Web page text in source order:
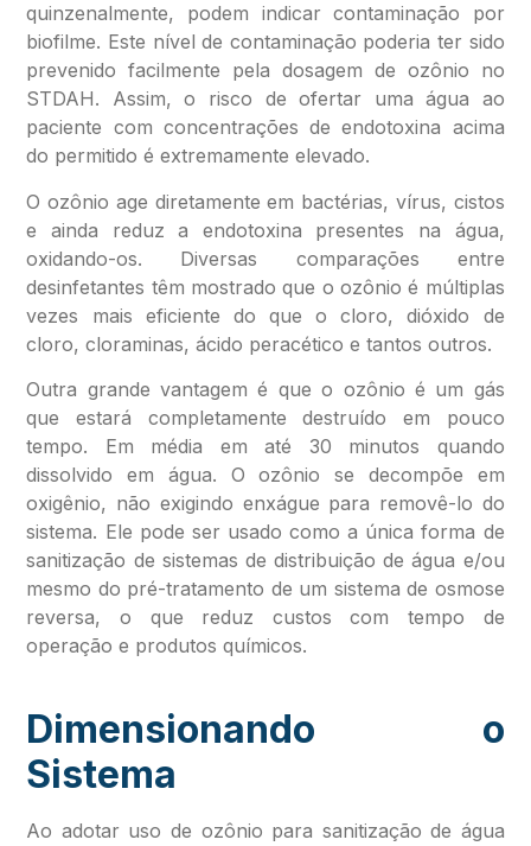
quinzenalmente, podem indicar contaminação por
biofilme. Este nível de contaminação poderia ter sido
prevenido facilmente pela dosagem de ozônio no
STDAH. Assim, o risco de ofertar uma água ao
paciente com concentrações de endotoxina acima
do permitido é extremamente elevado.
O ozônio age diretamente em bactérias, vírus, cistos
e ainda reduz a endotoxina presentes na água,
oxidando-os. Diversas comparações entre
desinfetantes têm mostrado que o ozônio é múltiplas
vezes mais eficiente do que o cloro, dióxido de
cloro, cloraminas, ácido peracético e tantos outros.
Outra grande vantagem é que o ozônio é um gás
que estará completamente destruído em pouco
tempo. Em média em até 30 minutos quando
dissolvido em água. O ozônio se decompõe em
oxigênio, não exigindo enxágue para removê-lo do
sistema. Ele pode ser usado como a única forma de
sanitização de sistemas de distribuição de água e/ou
mesmo do pré-tratamento de um sistema de osmose
reversa, o que reduz custos com tempo de
operação e produtos químicos.
Dimensionando o
Sistema
Ao adotar uso de ozônio para sanitização de água